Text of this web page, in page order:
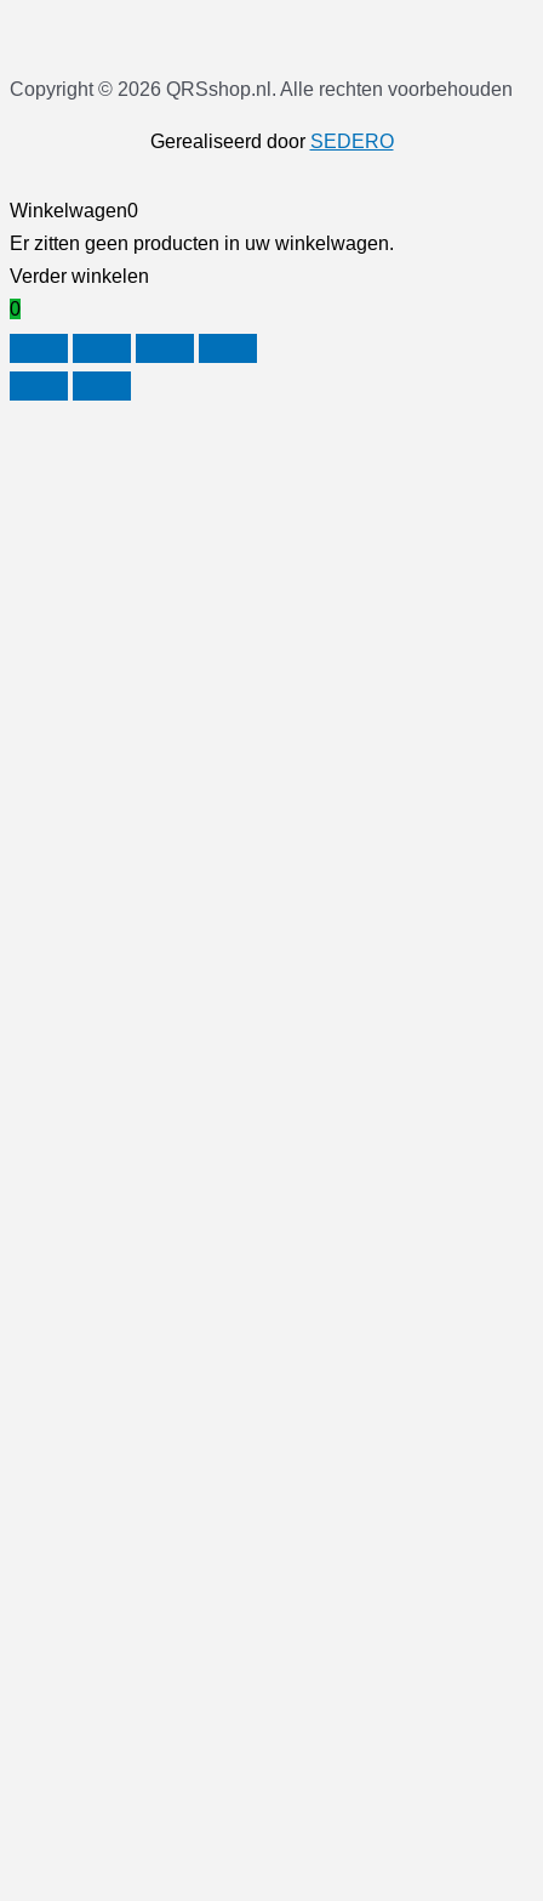
Copyright © 2026 QRSshop.nl. Alle rechten voorbehouden
Gerealiseerd door SEDERO
Winkelwagen0
Er zitten geen producten in uw winkelwagen.
Verder winkelen
0